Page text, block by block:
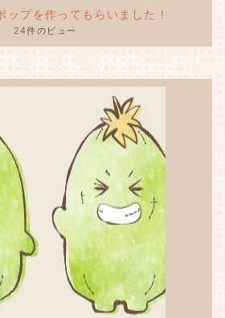
ップを作ってもらいました！
24件のビュー